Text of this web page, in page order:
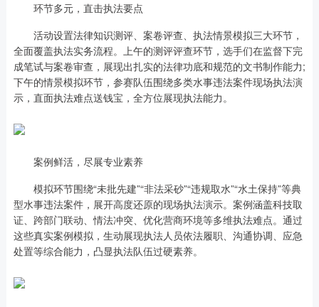
环节多元，直击执法要点
活动设置法律知识测评、案卷评查、执法情景模拟三大环节，
全面覆盖执法实务流程。上午的测评评查环节，选手们在监督下完
成笔试与案卷审查，展现出扎实的法律功底和规范的文书制作能力;
下午的情景模拟环节，参赛队伍围绕多类水事违法案件现场执法演
示，直面执法难点送钱宝，全方位展现执法能力。
案例鲜活，尽展专业素养
模拟环节围绕“未批先建”“非法采砂”“违规取水”“水土保持”等典
型水事违法案件，展开高度还原的现场执法演示。案例涵盖科技取
证、跨部门联动、情法冲突、优化营商环境等多维执法难点。通过
这些真实案例模拟，生动展现执法人员依法履职、沟通协调、应急
处置等综合能力，凸显执法队伍过硬素养。